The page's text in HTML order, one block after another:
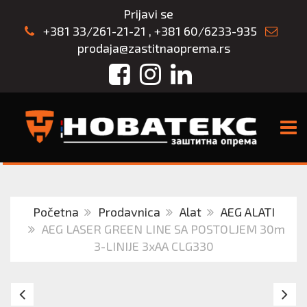
Prijavi se
+381 33/261-21-21 , +381 60/6233-935
prodaja@zastitnaoprema.rs
FacebookInstagram
LinkedIn
Početna Prodavnica Alat
AEG ALATI
AEG LASER GREEN LINE SA POSTOLJEM 30m
3-LINIJE 3xAA CLG330
AEG